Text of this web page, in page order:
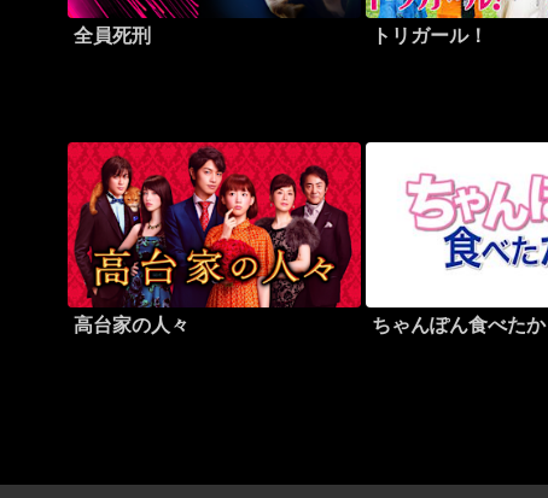
全員死刑 トリガール！
高台家の人々 ちゃんぽん食べたか